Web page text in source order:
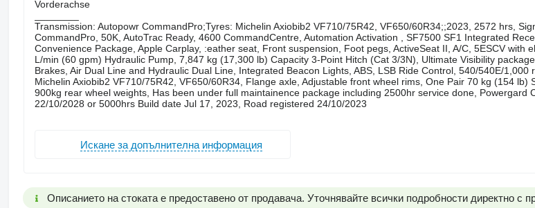
Vorderachse
Transmission: Autopowr CommandPro;Tyres: Michelin Axiobib2 VF710/75R42, VF650/60R34;;2023, 2572 hrs,
CommandPro, 50K, AutoTrac Ready, 4600 CommandCentre, Automation Activation , SF7500 SF1 Integrated
Convenience Package, Apple Carplay, :eather seat, Front suspension, Foot pegs, ActiveSeat II, A/C, 5ESCV with
L/min (60 gpm) Hydraulic Pump, 7,847 kg (17,300 lb) Capacity 3-Point Hitch (Cat 3/3N), Ultimate Visibility
Brakes, Air Dual Line and Hydraulic Dual Line, Integrated Beacon Lights, ABS, LSB Ride Control, 540/540E/1,000
Michelin Axiobib2 VF710/75R42, VF650/60R34, Flange axle, Adjustable front wheel rims, One Pair 70 kg (154 lb)
900kg rear wheel weights, Has been under full maintainence package including 2500hr service done, Powergard
22/10/2028 or 5000hrs Build date Jul 17, 2023, Road registered 24/10/2023
Искане за допълнителна информация
Описанието на стоката е предоставено от продавача. Уточнявайте всички подробности директно с